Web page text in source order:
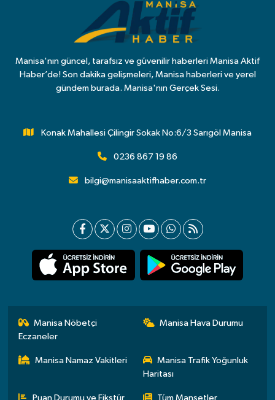
Manisa'nın güncel, tarafsız ve güvenilir haberleri Manisa Aktif
Haber’de! Son dakika gelişmeleri, Manisa haberleri ve yerel
gündem burada. Manisa'nın Gerçek Sesi.
Konak Mahallesi Çilingir Sokak No:6/3 Sarıgöl Manisa
0236 867 19 86
bilgi@manisaaktifhaber.com.tr
Manisa Nöbetçi
Eczaneler
Manisa Hava Durumu
Manisa Namaz Vakitleri
Manisa Trafik Yoğunluk
Haritası
Puan Durumu ve Fikstür Tüm Manşetler